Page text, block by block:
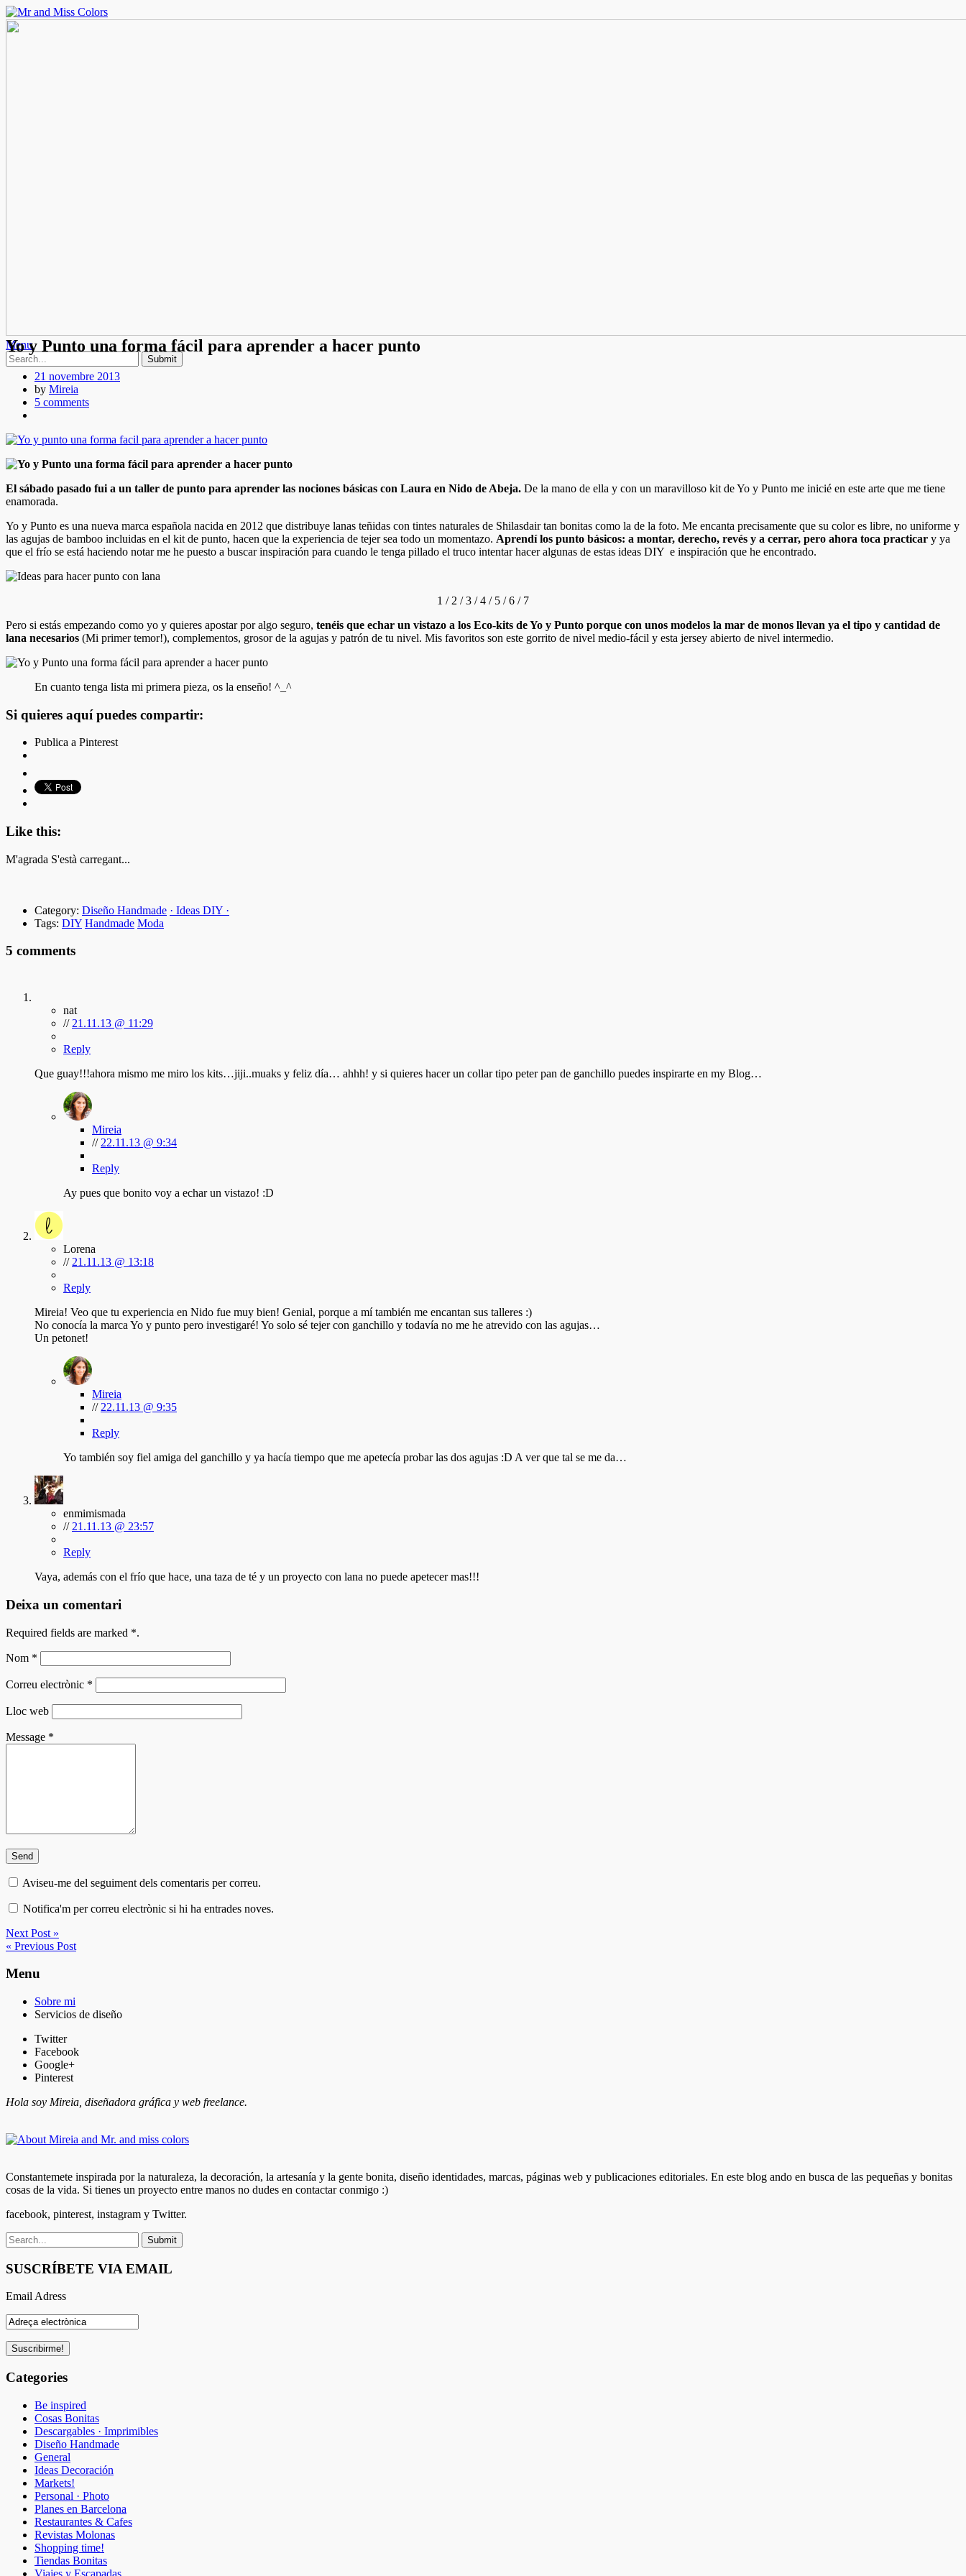
Menu
Yo y Punto una forma fácil para aprender a hacer punto
21 novembre 2013
by Mireia
5 comments
El sábado pasado fui a un taller de punto para aprender las nociones básicas con Laura en Nido de Abeja. De la mano de ella y con un maravilloso kit de Yo y Punto me inicié en este arte que me tiene
enamorada.
Yo y Punto es una nueva marca española nacida en 2012 que distribuye lanas teñidas con tintes naturales de Shilasdair tan bonitas como la de la foto. Me encanta precisamente que su color es libre, no uniforme y
las agujas de bamboo incluidas en el kit de punto, hacen que la experiencia de tejer sea todo un momentazo. Aprendí los punto básicos: a montar, derecho, revés y a cerrar, pero ahora toca practicar y ya
que el frío se está haciendo notar me he puesto a buscar inspiración para cuando le tenga pillado el truco intentar hacer algunas de estas ideas DIY e inspiración que he encontrado.
1 / 2 / 3 / 4 / 5 / 6 / 7
Pero si estás empezando como yo y quieres apostar por algo seguro, tenéis que echar un vistazo a los Eco-kits de Yo y Punto porque con unos modelos la mar de monos llevan ya el tipo y cantidad de
lana necesarios (Mi primer temor!), complementos, grosor de la agujas y patrón de tu nivel. Mis favoritos son este gorrito de nivel medio-fácil y esta jersey abierto de nivel intermedio.
En cuanto tenga lista mi primera pieza, os la enseño! ^_^
Si quieres aquí puedes compartir:
Publica a Pinterest
Like this:
M'agrada S'està carregant...
Category: Diseño Handmade · Ideas DIY ·
Tags: DIY Handmade Moda
5 comments
nat
// 21.11.13 @ 11:29
Reply
Que guay!!!ahora mismo me miro los kits…jiji..muaks y feliz día… ahhh! y si quieres hacer un collar tipo peter pan de ganchillo puedes inspirarte en my Blog…
Mireia
// 22.11.13 @ 9:34
Reply
Ay pues que bonito voy a echar un vistazo! :D
Lorena
// 21.11.13 @ 13:18
Reply
Mireia! Veo que tu experiencia en Nido fue muy bien! Genial, porque a mí también me encantan sus talleres :)
No conocía la marca Yo y punto pero investigaré! Yo solo sé tejer con ganchillo y todavía no me he atrevido con las agujas…
Un petonet!
Mireia
// 22.11.13 @ 9:35
Reply
Yo también soy fiel amiga del ganchillo y ya hacía tiempo que me apetecía probar las dos agujas :D A ver que tal se me da…
enmimismada
// 21.11.13 @ 23:57
Reply
Vaya, además con el frío que hace, una taza de té y un proyecto con lana no puede apetecer mas!!!
Deixa un comentari
Required fields are marked *.
Nom *
Correu electrònic *
Lloc web
Message *
Aviseu-me del seguiment dels comentaris per correu.
Notifica'm per correu electrònic si hi ha entrades noves.
Next Post »
« Previous Post
Menu
Sobre mi
Servicios de diseño
Twitter
Facebook
Google+
Pinterest
Hola soy Mireia, diseñadora gráfica y web freelance.
Constantemete inspirada por la naturaleza, la decoración, la artesanía y la gente bonita, diseño identidades, marcas, páginas web y publicaciones editoriales. En este blog ando en busca de las pequeñas y bonitas
cosas de la vida. Si tienes un proyecto entre manos no dudes en contactar conmigo :)
facebook, pinterest, instagram y Twitter.
SUSCRÍBETE VIA EMAIL
Email Adress
Categories
Be inspired
Cosas Bonitas
Descargables · Imprimibles
Diseño Handmade
General
Ideas Decoración
Markets!
Personal · Photo
Planes en Barcelona
Restaurantes & Cafes
Revistas Molonas
Shopping time!
Tiendas Bonitas
Viajes y Escapadas